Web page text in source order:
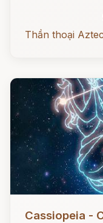
Thần thoại Aztec
Cassiopeia -